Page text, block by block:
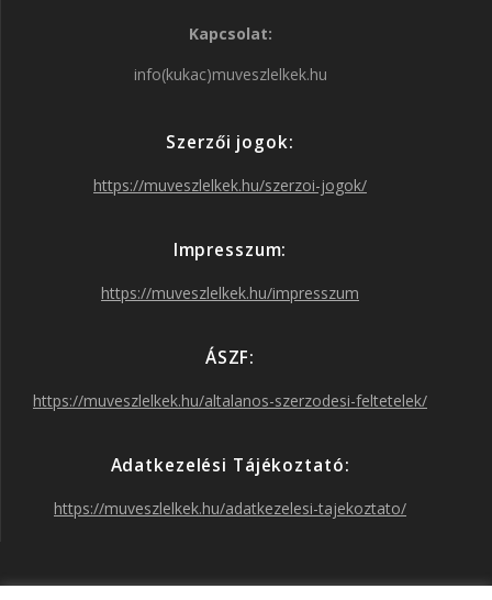
o
s
r
a
m
r
Kapcsolat:
info(kukac)muveszlelkek.hu
Szerzői jogok:
https://muveszlelkek.hu/szerzoi-jogok/
Impresszum:
https://muveszlelkek.hu/impresszum
ÁSZF:
https://muveszlelkek.hu/altalanos-szerzodesi-feltetelek/
Adatkezelési Tájékoztató:
https://muveszlelkek.hu/adatkezelesi-tajekoztato/